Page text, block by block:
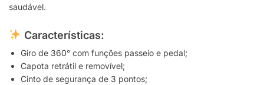
saudável.
Características:
Giro de 360° com funções passeio e pedal;
Capota retrátil e removível;
Cinto de segurança de 3 pontos;